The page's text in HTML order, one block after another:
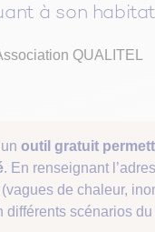
à son
QUALITEL
outil gratuit
. En renseignant
de chaleur,
scénarios du